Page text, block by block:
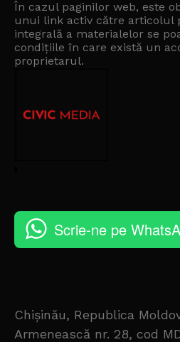
În cazul paginilor web, este
unui link activ către articolul
integrală a materialelor se
condițiile în care există un
proprietarul.
Scrie-ne pe
Chișinău, Republica
Armenească nr. 28, cod